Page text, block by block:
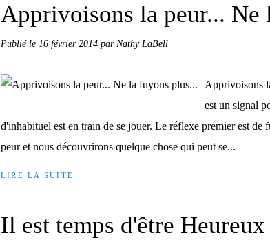
Apprivoisons la peur... Ne
Publié le 16 février 2014 par Nathy LaBell
Apprivoisons
est un signal
d'inhabituel est en train de se jouer. Le réflexe premier est de
peur et nous découvrirons quelque chose qui peut se...
LIRE LA SUITE
Il est temps d'être Heureux